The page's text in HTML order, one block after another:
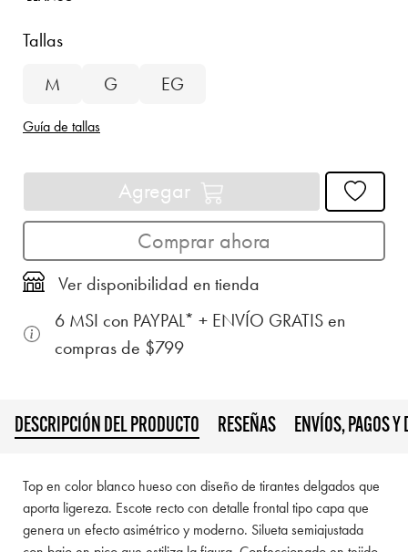
Tallas
M
G EG
Guía de tallas
Agregar
Comprar ahora
Ver disponibilidad en tienda
6 MSI con PAYPAL* + ENVÍO GRATIS en
compras de $799
DESCRIPCIÓN DEL PRODUCTO RESEÑAS ENVÍOS, PAGOS Y
Top en color blanco hueso con diseño de tirantes delgados que
aporta ligereza. Escote recto con detalle frontal tipo capa que
genera un efecto asimétrico y moderno. Silueta semiajustada